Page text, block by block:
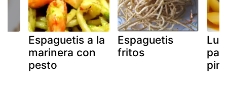
Espaguetis a la
marinera con
pesto
Espaguetis
fritos